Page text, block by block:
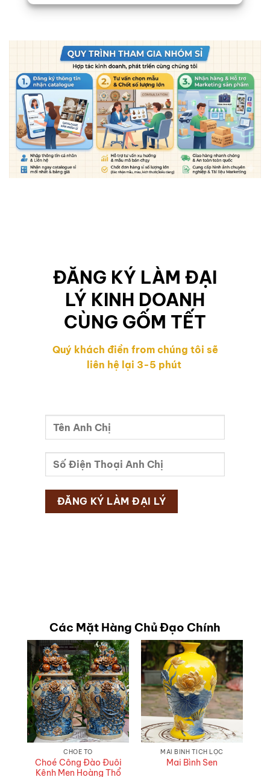
ĐĂNG KÝ LÀM ĐẠI
LÝ KINH DOANH
CÙNG GỐM TẾT
Quý khách điền from chúng tôi sẽ
liên hệ lại 3-5 phút
Các Mặt Hàng Chủ Đạo Chính
CHOÉ TO
Choé Công Đào Đuôi
Kênh Men Hoàng Thổ
MAI BÌNH TÍCH LỘC
Mai Bình Sen